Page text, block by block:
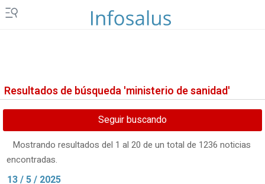
Resultados de búsqueda 'ministerio de sanidad'
Seguir buscando
Mostrando resultados del 1 al 20 de un total de 1236 noticias
encontradas.
13 / 5 / 2025